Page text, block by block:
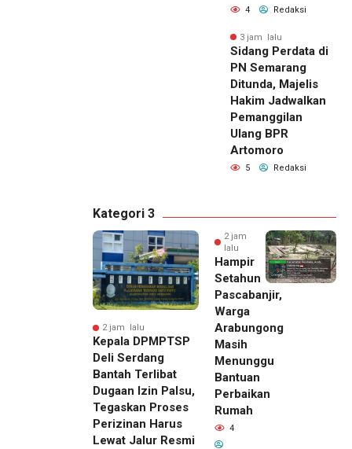
4 Redaksi
3 jam lalu
Sidang Perdata di
PN Semarang
Ditunda, Majelis
Hakim Jadwalkan
Pemanggilan
Ulang BPR
Artomoro
5 Redaksi
Kategori 3
2 jam lalu
Kepala DPMPTSP
Deli Serdang
Bantah Terlibat
Dugaan Izin Palsu,
Tegaskan Proses
Perizinan Harus
Lewat Jalur Resmi
2 jam
lalu
Hampir
Setahun
Pascabanjir,
Warga
Arabungong
Masih
Menunggu
Bantuan
Perbaikan
Rumah
4